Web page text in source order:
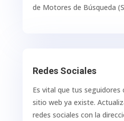
de Motores de Búsqueda
Redes Sociales
Es vital que tus seguidores
sitio web ya existe.
redes sociales con la